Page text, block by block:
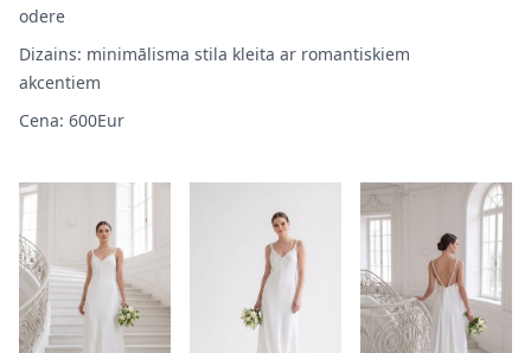
odere
Dizains: minimālisma stila kleita ar romantiskiem
akcentiem
Cena: 600Eur